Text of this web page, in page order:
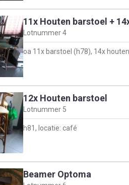
11x Houten barstoel +
Lotnummer4
oa 11x barstoel (h78), 14x
12x Houten barstoel
Lotnummer 5
h81, locatie: café
Beamer Optoma